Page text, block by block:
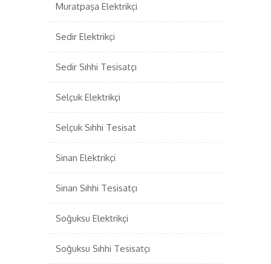
Muratpaşa Elektrikçi
Sedir Elektrikçi
Sedir Sıhhi Tesisatçı
Selçuk Elektrikçi
Selçuk Sıhhi Tesisat
Sinan Elektrikçi
Sinan Sıhhi Tesisatçı
Soğuksu Elektrikçi
Soğuksu Sıhhi Tesisatçı